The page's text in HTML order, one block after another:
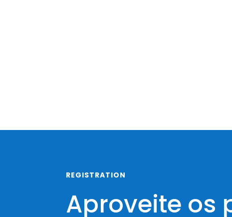
REGISTRATION
Aproveite os